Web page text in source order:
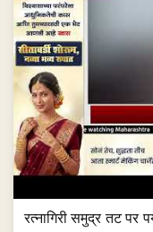
रत्नागिरी समुद्र तट